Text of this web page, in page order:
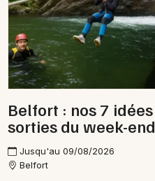
Je m'abonne
Belfort : nos 7 idées
sorties du week-end
Jusqu'au 09/08/2026
Belfort